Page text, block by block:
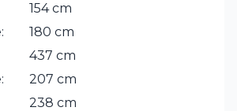
154 cm
180 cm
437 cm
207 cm
238 cm